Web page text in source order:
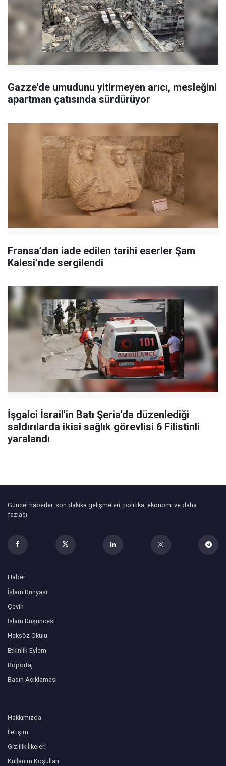
Gazze'de umudunu yitirmeyen arıcı, mesleğini
apartman çatısında sürdürüyor
Fransa’dan iade edilen tarihi eserler Şam
Kalesi’nde sergilendi
İşgalci İsrail'in Batı Şeria'da düzenlediği
saldırılarda ikisi sağlık görevlisi 6 Filistinli
yaralandı
Güncel haberler, son dakika gelişmeleri, politika, ekonomi ve daha
fazlası.
Haber
İslam Dünyası
Çeviri
İslam Düşüncesi
Haksöz Okulu
Etkinlik-Eylem
Röportaj
Basın Açıklaması
Hakkımızda
İletişim
Gizlilik İlkeleri
Kullanım Koşulları